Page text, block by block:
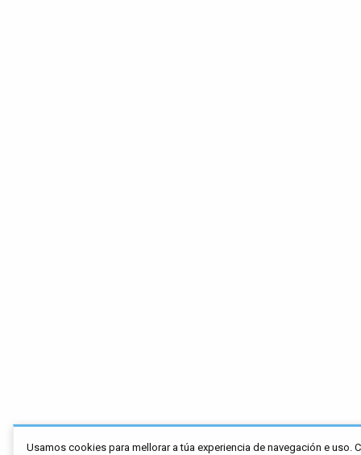
Usamos cookies para mellorar a túa experiencia de navegación e uso.